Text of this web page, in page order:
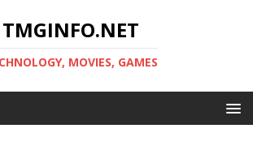
TMGINFO.NET
MOVIES, GAMES